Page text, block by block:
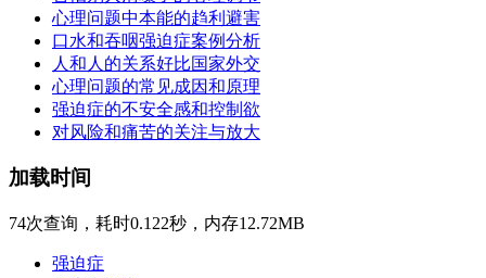
心理问题中本能的趋利避害
口水和吞咽强迫症案例分析
人和人的关系好比国家外交
心理问题的常见成因和原理
强迫症的不安全感和控制欲
对风险和痛苦的关注与放大
加载时间
74次查询，耗时0.122秒，内存12.72MB
强迫症